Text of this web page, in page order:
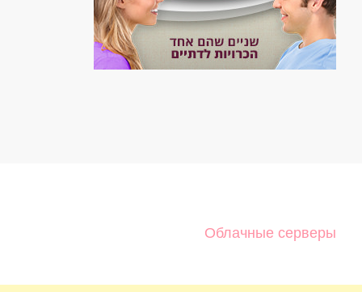
Облачные серверы